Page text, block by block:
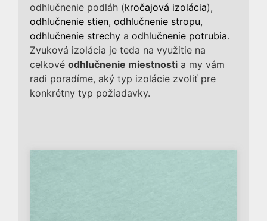
odhlučnenie podláh (kročajová izolácia),
odhlučnenie stien, odhlučnenie stropu,
odhlučnenie strechy a odhlučnenie potrubia.
Zvuková izolácia je teda na využitie na
celkové odhlučnenie miestnosti a my vám
radi poradíme, aký typ izolácie zvoliť pre
konkrétny typ požiadavky.